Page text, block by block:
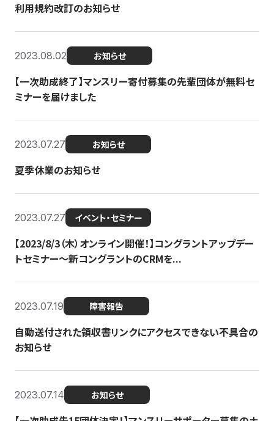
利用規約改訂のお知らせ
2023.08.02 お知らせ
【一次助成終了】マンスリー寄付募集の先輩団体が無料セ
ミナーを届けました
2023.07.27 お知らせ
夏季休業のお知らせ
2023.07.27 イベント・セミナー
【2023/8/3（木）オンライン開催！】コングラントアップデー
トセミナー〜新コングラントのCRMを...
2023.07.19 障害報告
自動送付された領収書リンクにアクセスできない不具合の
お知らせ
2023.07.14 お知らせ